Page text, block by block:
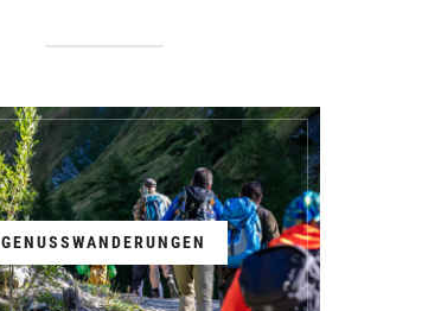
GENUSSWANDERUNGEN